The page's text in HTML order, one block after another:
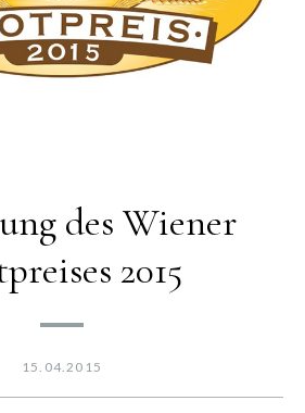
des Wiener
2015
15.04.2015